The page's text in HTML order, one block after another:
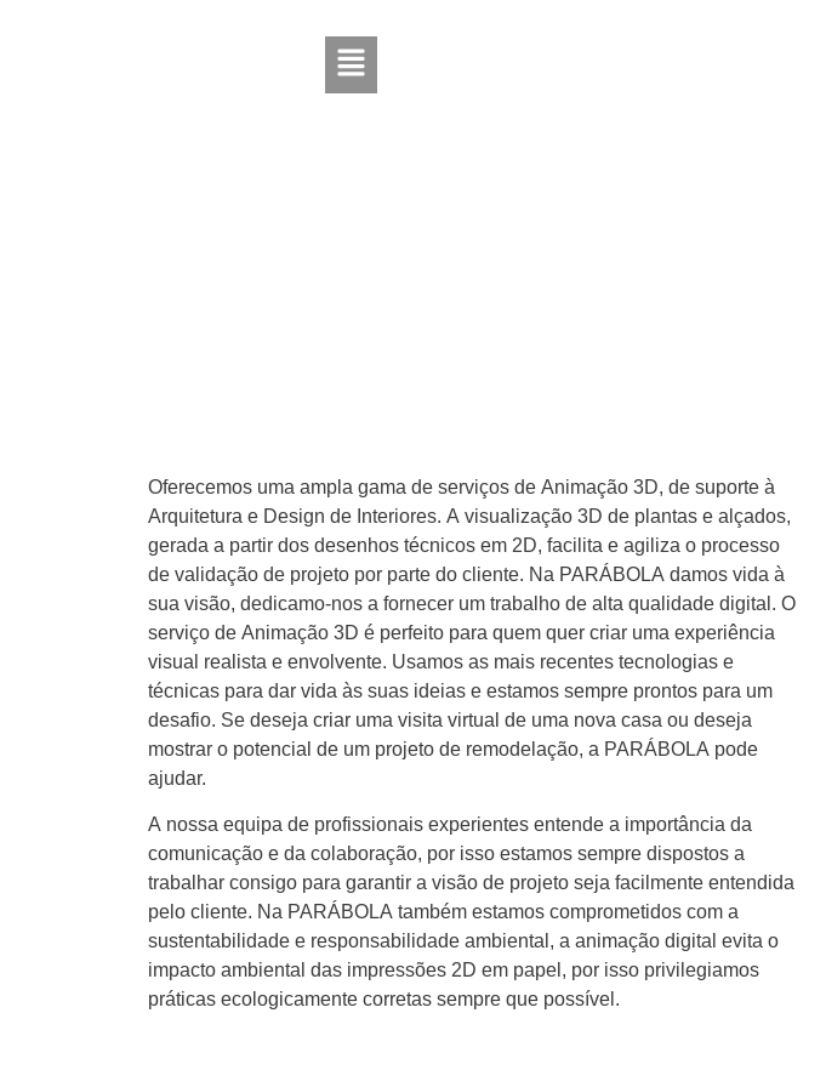
Oferecemos uma ampla gama de serviços de Animação 3D, de suporte à
Arquitetura e Design de Interiores. A visualização 3D de plantas e alçados,
gerada a partir dos desenhos técnicos em 2D, facilita e agiliza o processo
de validação de projeto por parte do cliente. Na PARÁBOLA damos vida à
sua visão, dedicamo-nos a fornecer um trabalho de alta qualidade digital. O
serviço de Animação 3D é perfeito para quem quer criar uma experiência
visual realista e envolvente. Usamos as mais recentes tecnologias e
técnicas para dar vida às suas ideias e estamos sempre prontos para um
desafio. Se deseja criar uma visita virtual de uma nova casa ou deseja
mostrar o potencial de um projeto de remodelação, a PARÁBOLA pode
ajudar.
A nossa equipa de profissionais experientes entende a importância da
comunicação e da colaboração, por isso estamos sempre dispostos a
trabalhar consigo para garantir a visão de projeto seja facilmente entendida
pelo cliente. Na PARÁBOLA também estamos comprometidos com a
sustentabilidade e responsabilidade ambiental, a animação digital evita o
impacto ambiental das impressões 2D em papel, por isso privilegiamos
práticas ecologicamente corretas sempre que possível.